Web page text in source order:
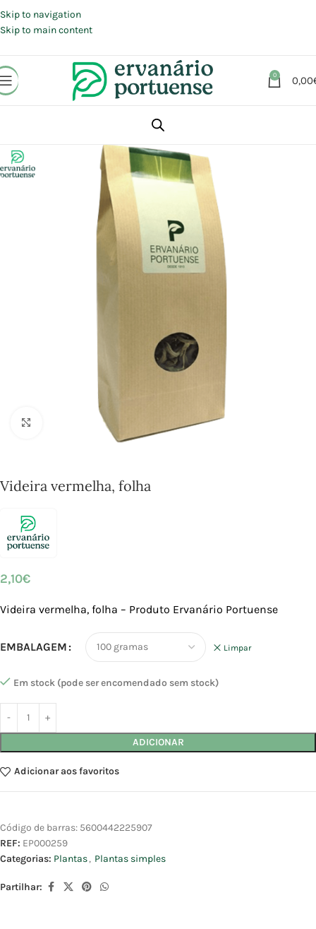
Skip to navigation
Skip to main content
0 0,00
Click to enlarge
Videira vermelha, folha
2,10€
Videira vermelha, folha – Produto Ervanário Portuense
EMBALAGEM Limpar
Em stock (pode ser encomendado sem stock)
ADICIONAR
Adicionar aos favoritos
Código de barras: 5600442225907
REF: EP000259
Categorias: Plantas, Plantas simples
Partilhar: